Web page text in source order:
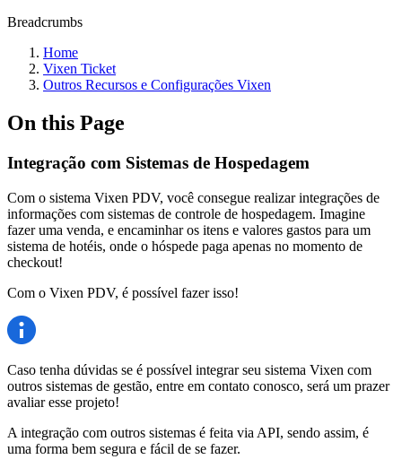
Breadcrumbs
Home
Vixen Ticket
Outros Recursos e Configurações Vixen
On this Page
Integração com Sistemas de Hospedagem
Com o sistema Vixen PDV, você consegue realizar integrações de
informações com sistemas de controle de hospedagem. Imagine
fazer uma venda, e encaminhar os itens e valores gastos para um
sistema de hotéis, onde o hóspede paga apenas no momento de
checkout!
Com o Vixen PDV, é possível fazer isso!
Caso tenha dúvidas se é possível integrar seu sistema Vixen com
outros sistemas de gestão, entre em contato conosco, será um prazer
avaliar esse projeto!
A integração com outros sistemas é feita via API, sendo assim, é
uma forma bem segura e fácil de se fazer.